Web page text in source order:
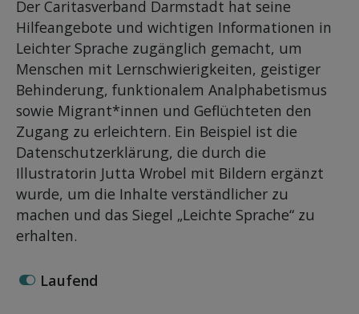
Der Caritasverband Darmstadt hat seine
Hilfeangebote und wichtigen Informationen in
Leichter Sprache zugänglich gemacht, um
Menschen mit Lernschwierigkeiten, geistiger
Behinderung, funktionalem Analphabetismus
sowie Migrant*innen und Geflüchteten den
Zugang zu erleichtern. Ein Beispiel ist die
Datenschutzerklärung, die durch die
Illustratorin Jutta Wrobel mit Bildern ergänzt
wurde, um die Inhalte verständlicher zu
machen und das Siegel „Leichte Sprache“ zu
erhalten.
Laufend